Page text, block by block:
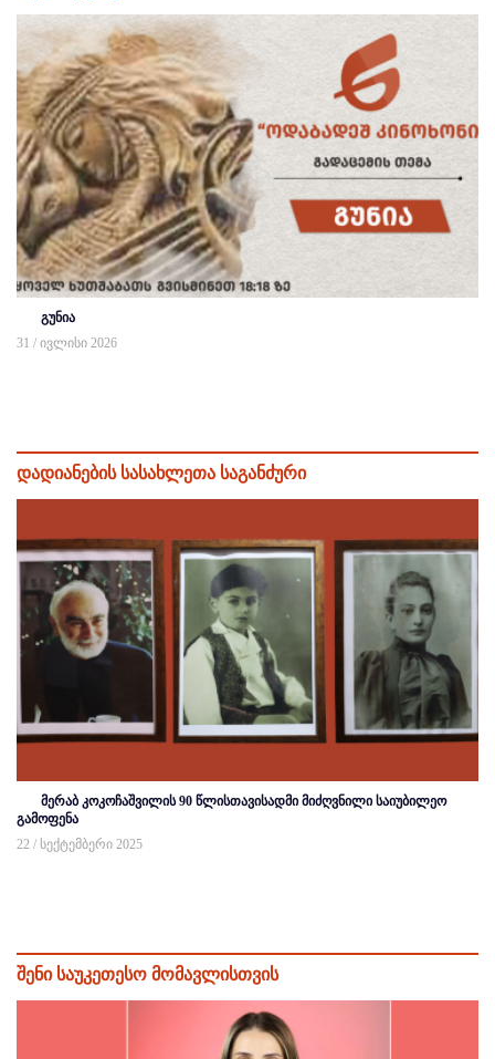
გუნია
31 / ივლისი 2026
დადიანების სასახლეთა საგანძური
მერაბ კოკოჩაშვილის 90 წლისთავისადმი მიძღვნილი საიუბილეო
გამოფენა
22 / სექტემბერი 2025
შენი საუკეთესო მომავლისთვის